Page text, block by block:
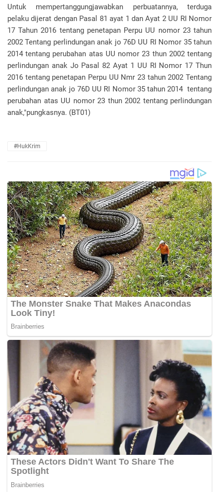
Untuk mempertanggungjawabkan perbuatannya, terduga
pelaku dijerat dengan Pasal 81 ayat 1 dan Ayat 2 UU RI Nomor
17 Tahun 2016 tentang penetapan Perpu UU nomor 23 tahun
2002 Tentang perlindungan anak jo 76D UU RI Nomor 35 tahun
2014 tentang perubahan atas UU nomor 23 thun 2002 tentang
perlindungan anak Jo Pasal 82 Ayat 1 UU RI Nomor 17 Thun
2016 tentang penetapan Perpu UU Nmr 23 tahun 2002 Tentang
perlindungan anak jo 76D UU RI Nomor 35 tahun 2014 tentang
perubahan atas UU nomor 23 thun 2002 tentang perlindungan
anak,"pungkasnya. (BT01)
#HukKrim